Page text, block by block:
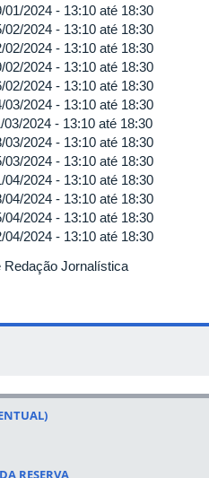
01/2024 - 13:10 até 18:30
02/2024 - 13:10 até 18:30
02/2024 - 13:10 até 18:30
02/2024 - 13:10 até 18:30
02/2024 - 13:10 até 18:30
03/2024 - 13:10 até 18:30
03/2024 - 13:10 até 18:30
03/2024 - 13:10 até 18:30
03/2024 - 13:10 até 18:30
04/2024 - 13:10 até 18:30
04/2024 - 13:10 até 18:30
04/2024 - 13:10 até 18:30
04/2024 - 13:10 até 18:30
Redação Jornalística
RESERVA